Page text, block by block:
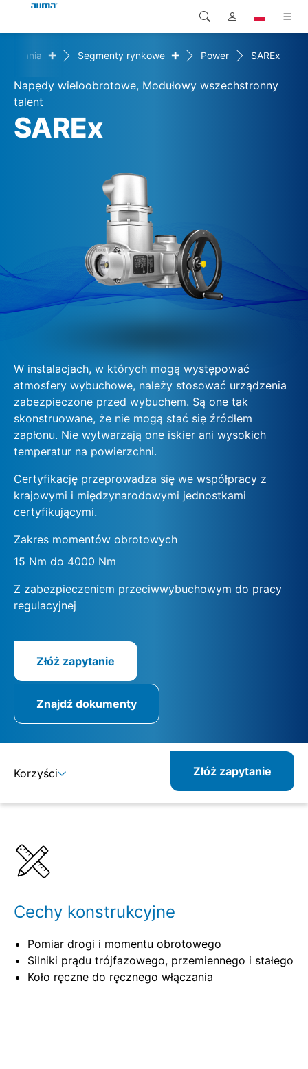
Produkty
Rozwiązania
Pliki do pobrania
Przedsiębiorstwo
Global
Europa
Azja i Pacyfik
Ameryka Północna
Wyszukaj
+ Segmenty rynkowe + Power SAREx
Napędy wieloobrotowe, Modułowy wszechstronny
talent
SAREx
W instalacjach, w których mogą występować
atmosfery wybuchowe, należy stosować urządzenia
zabezpieczone przed wybuchem. Są one tak
skonstruowane, że nie mogą stać się źródłem
zapłonu. Nie wytwarzają one iskier ani wysokich
temperatur na powierzchni.
Certyfikację przeprowadza się we współpracy z
krajowymi i międzynarodowymi jednostkami
certyfikującymi.
Zakres momentów obrotowych
15 Nm do 4000 Nm
Z zabezpieczeniem przeciwwybuchowym do pracy
regulacyjnej
Złóż zapytanie
Znajdź dokumenty
Korzyści
Kombinowane produkty
Pokrewne produkty
Złóż zapytanie
Cechy konstrukcyjne
Pomiar drogi i momentu obrotowego
Silniki prądu trójfazowego, przemiennego i stałego
Koło ręczne do ręcznego włączania